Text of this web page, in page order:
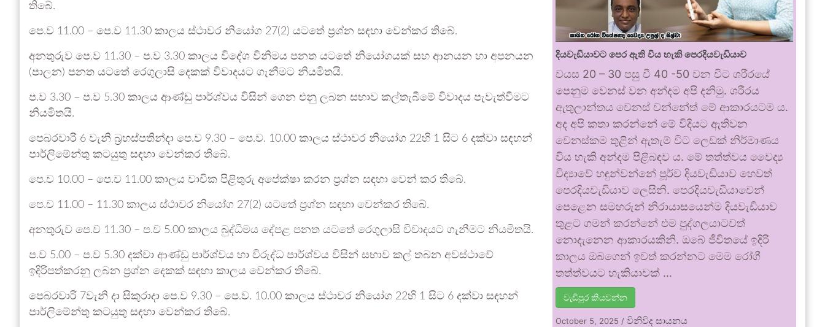
තිබේ.
පෙ.ව 11.00 – පෙ.ව 11.30 කාලය ස්ථාවර නියෝග 27(2) යටතේ ප්‍රශ්න සඳහා වෙන්කර තිබේ.
අනතුරුව පෙ.ව 11.30 – ප.ව 3.30 කාලය විදේශ විනිමය පනත යටතේ නියෝගයක් සහ ආනයන හා අපනයන
(පාලන) පනත යටතේ රෙගුලාසි දෙකක් විවාදයට ගැනීමට නියමිතයි.
ප.ව 3.30 – ප.ව 5.30 කාලය ආණ්ඩු පාර්ශ්වය විසින් ගෙන එනු ලබන සභාව කල්තැබීමේ විවාදය පැවැත්වීමට
නියමිතයි.
පෙබරවාරි 6 වැනි බ්‍රහස්පතින්දා පෙ.ව 9.30 – පෙ.ව. 10.00 කාලය ස්ථාවර නියෝග 22හි 1 සිට 6 දක්වා සඳහන්
පාර්ලිමේන්තු කටයුතු සඳහා වෙන්කර තිබේ.
පෙ.ව 10.00 – පෙ.ව 11.00 කාලය වාචික පිළිතුරු අපේක්ෂා කරන ප්‍රශ්න සඳහා වෙන් කර තිබේ.
පෙ.ව 11.00 – 11.30 කාලය ස්ථාවර නියෝග 27(2) යටතේ ප්‍රශ්න සඳහා වෙන්කර තිබේ.
අනතුරුව පෙ.ව 11.30 – ප.ව 5.00 කාලය බුද්ධිමය දේපළ පනත යටතේ රෙගුලාසි විවාදයට ගැනීමට නියමිතයි.
ප.ව 5.00 – ප.ව 5.30 දක්වා ආණ්ඩු පාර්ශ්වය හා විරුද්ධ පාර්ශ්වය විසින් සභාව කල් තබන අවස්ථාවේ
ඉදිරිපත්කරනු ලබන ප්‍රශ්න දෙකක් සඳහා කාලය වෙන්කර තිබේ.
පෙබරවාරි 7වැනි දා සිකුරාදා පෙ.ව 9.30 – පෙ.ව. 10.00 කාලය ස්ථාවර නියෝග 22හි 1 සිට 6 දක්වා සඳහන්
පාර්ලිමේන්තු කටයුතු සඳහා වෙන්කර තිබේ.
දියවැඩියාවට පෙර ඇති විය හැකි පෙරදියවැඩියාව
වයස 20 – 30 පසු වී 40 -50 වන විට ශරීරයේ
පෙනුම වෙනස් වන අන්දම අපි දනිමු. ශරීරය
ඇතුලාන්තය වෙනස් වන්නේත් මේ ආකාරයටම ය.
අද අපි කතා කරන්නේ මේ විදියට ඇතිවන
වෙනස්කම තුළින් ඇතැම් විට ලෙඩක් නිර්මාණය
විය හැකි අන්දම පිළිබඳව ය. මේ තත්ත්වය වෛද්‍ය
විද්‍යාවේ හඳුන්වන්නේ පූර්ව දියවැඩියාව හෙවත්
පෙරදියවැඩියාව ලෙසිනි. පෙරදියවැඩියාවෙන්
පෙළෙන සමහරුන් නිරායාසයෙන්ම දියවැඩියාව
තුළට ගමන් කරන්නේ එම පුද්ගලයාටවත්
නොදැනෙන ආකාරයකිනි. ඔබේ ජීවිතයේ ඉදිරි
කාලය ඔබගෙන් ඉවත් කරන්නට මෙම රෝගී
තත්ත්වයට හැකියාවක් …
වැඩිපුර කියවන්න
October 5, 2025 /විනිවිද සායනය